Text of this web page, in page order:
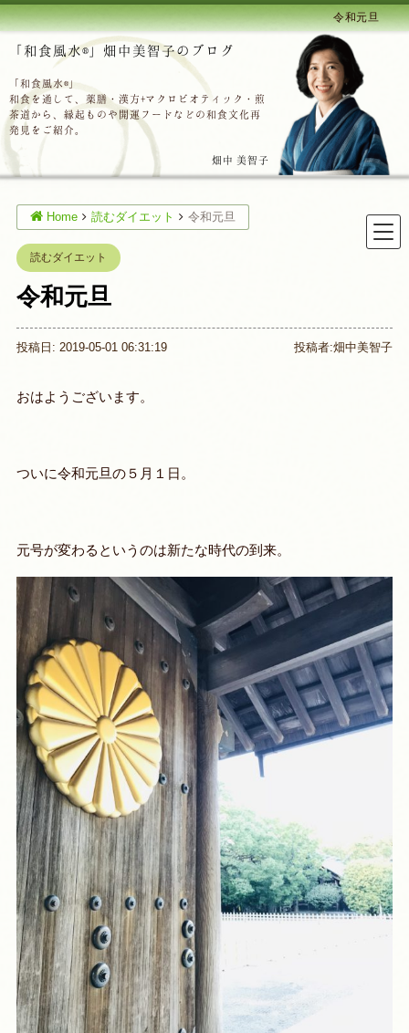
令和元旦
「和食風水®」畑中美智子のブログ
「和食風水®」
和食を通して、薬膳・漢方+マクロビオティック・煎
茶道から、縁起ものや開運フードなどの和食文化再
発見をご紹介。
畑中 美智子
Home 読むダイエット 令和元旦
読むダイエット
令和元旦
投稿日: 2019-05-01 06:31:19 投稿者:畑中美智子
おはようございます。
ついに令和元旦の５月１日。
元号が変わるというのは新たな時代の到来。